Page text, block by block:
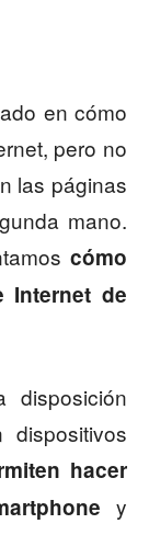
en cómo
pero no
las páginas
mano.
cómo
Internet de
disposición
hacer
y